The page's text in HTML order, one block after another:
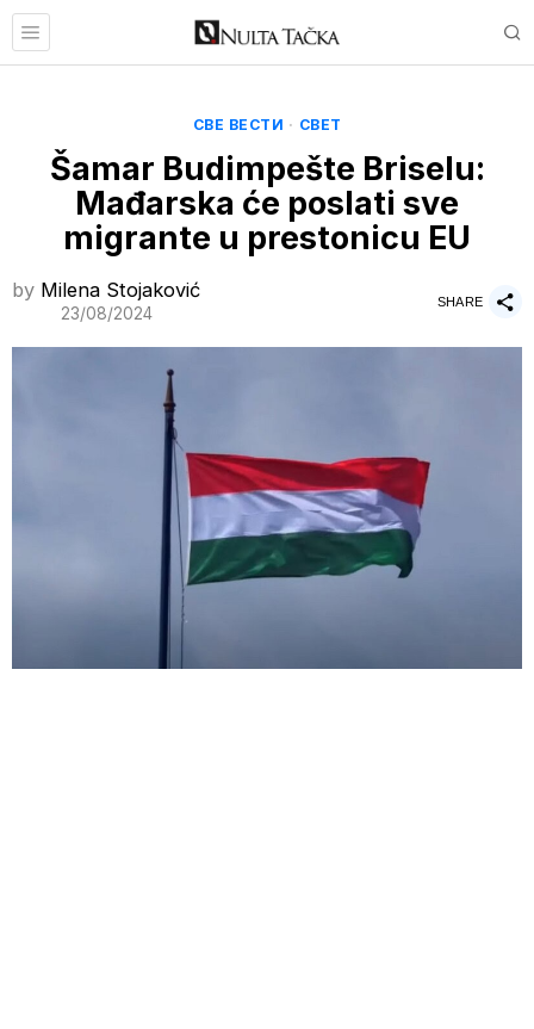
СВЕ ВЕСТИ · СВЕТ
Šamar Budimpešte Briselu:
Mađarska će poslati sve
migrante u prestonicu EU
by Milena Stojaković
23/08/2024
SHARE